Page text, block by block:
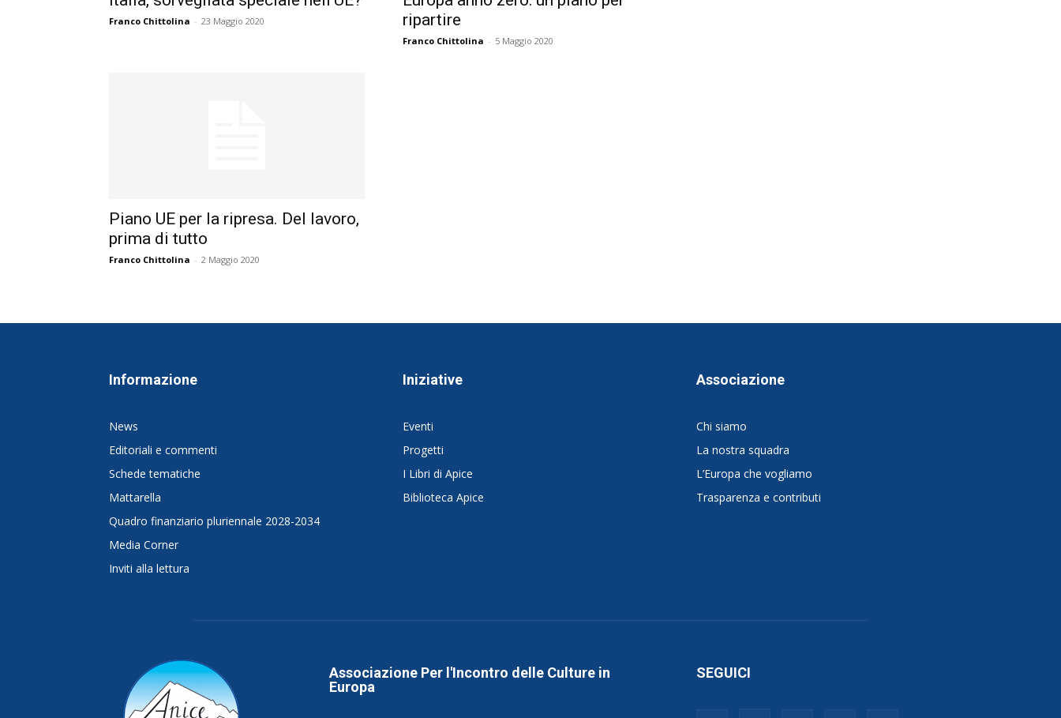
Franco Chittolina - 23 Maggio 2020
ripartire
Franco Chittolina - 5 Maggio 2020
Piano UE per la ripresa. Del lavoro,
prima di tutto
Franco Chittolina - 2 Maggio 2020
Informazione
News
Editoriali e commenti
Schede tematiche
Mattarella
Quadro finanziario pluriennale 2028-2034
Media Corner
Inviti alla lettura
Iniziative
Eventi
Progetti
I Libri di Apice
Biblioteca Apice
Associazione
Chi siamo
La nostra squadra
L’Europa che vogliamo
Trasparenza e contributi
Associazione Per l'Incontro delle Culture in
Europa
SEGUICI